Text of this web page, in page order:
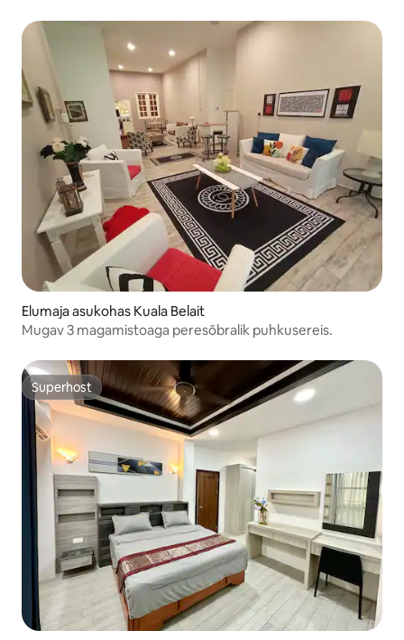
Elumaja asukohas Kuala Belait
Mugav 3 magamistoaga peresõbralik puhkusereis.
Superhost
Superhost